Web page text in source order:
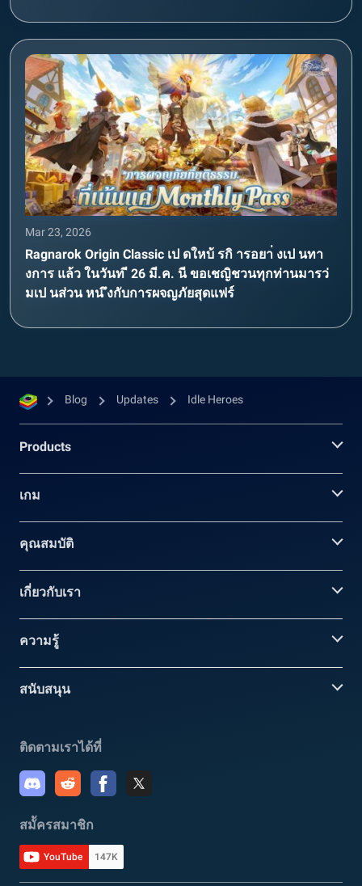
Mar 23, 2026
Ragnarok Origin Classic เป ดใหบ้ รกิ ารอยา่ งเป นทา
งการ แล้ว ในวันท ี 26 มี.ค. นี ขอเชญิชวนทุกท่านมารว่
มเป นส่วน หน ึงกับการผจญภัยสุดแฟร์
Blog Updates Idle Heroes
Products
เกม
คุณสมบัติ
เกี่ยวกับเรา
ความรู้
สนับสนุน
ติดตามเราได้ที่
สมััครสมาชิก
YouTube 147K